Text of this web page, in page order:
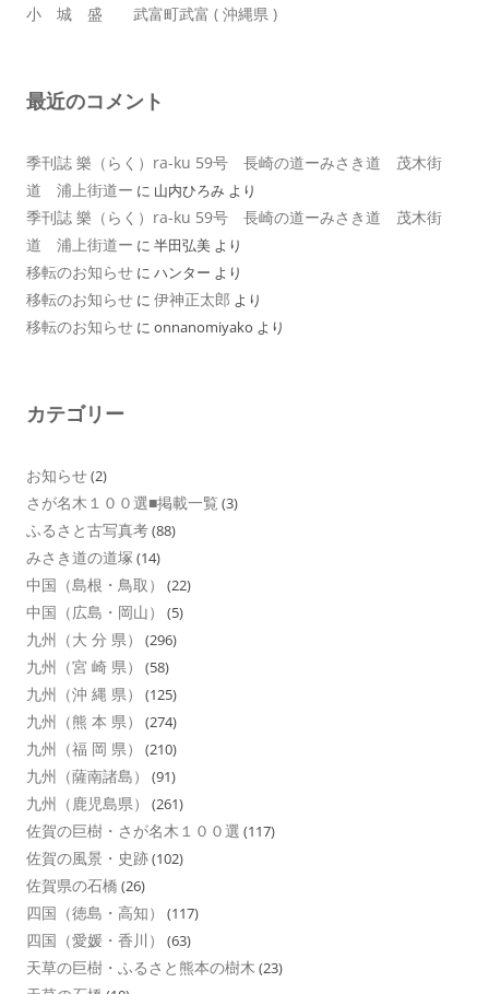
小 城 盛 武富町武富 ( 沖縄県 )
最近のコメント
季刊誌 樂（らく）ra-ku 59号 長崎の道ーみさき道 茂木街
道 浦上街道ー に 山内ひろみ より
季刊誌 樂（らく）ra-ku 59号 長崎の道ーみさき道 茂木街
道 浦上街道ー に 半田弘美 より
移転のお知らせ に ハンター より
移転のお知らせ に 伊神正太郎 より
移転のお知らせ に onnanomiyako より
カテゴリー
お知らせ(2)
さが名木１００選■掲載一覧 (3)
ふるさと古写真考(88)
みさき道の道塚 (14)
中国（島根・鳥取） (22)
中国（広島・岡山） (5)
九州（大 分 県） (296)
九州（宮 崎 県） (58)
九州（沖 縄 県） (125)
九州（熊 本 県） (274)
九州（福 岡 県） (210)
九州（薩南諸島） (91)
九州（鹿児島県） (261)
佐賀の巨樹・さが名木１００選 (117)
佐賀の風景・史跡(102)
佐賀県の石橋 (26)
四国（徳島・高知） (117)
四国（愛媛・香川） (63)
天草の巨樹・ふるさと熊本の樹木 (23)